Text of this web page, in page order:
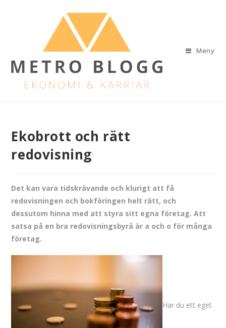
Meny
Ekobrott och rätt
redovisning
Det kan vara tidskrävande och klurigt att få
redovisningen och bokföringen helt rätt, och
dessutom hinna med att styra sitt egna företag. Att
satsa på en bra redovisningsbyrå är a och o för många
företag.
Har du ett eget